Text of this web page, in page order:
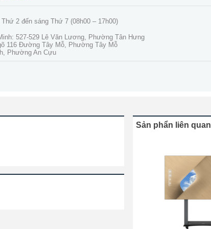
Thứ 2 đến sáng Thứ 7 (08h00 – 17h00)
527-529 Lê Văn Lương, Phường Tân Hưng
116 Đường Tây Mỗ, Phường Tây Mỗ
Phường An Cựu
Sản phẩn liên quan